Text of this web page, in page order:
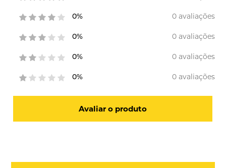
0% 0 avaliações
0% 0 avaliações
0% 0 avaliações
0% 0 avaliações
Avaliar o produto